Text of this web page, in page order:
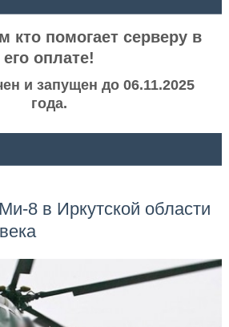
кто помогает серверу в
его оплате!
и запущен до 06.11.2025
года.
8 в Иркутской области